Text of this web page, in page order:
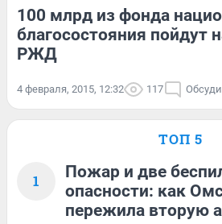
100 млрд из фонда
благосостояния пойдут
РЖД
4 февраля, 2015, 12:32 117
ТОП 5
1
Пожар и две
опасности: как
пережила вторую